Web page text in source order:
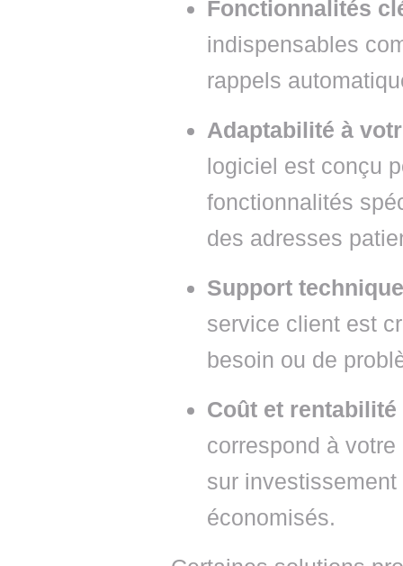
Fonctionnalités
indispensables
rappels
Adaptabilité à
logiciel est conçu
fonctionnalités
des adresses
Support
service client est
besoin ou de
Coût et rentabilité
correspond à
sur
économisés.